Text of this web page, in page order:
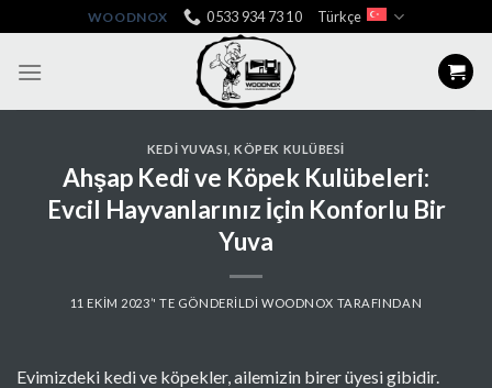
to
content
WOODNOX 0533 934 73 10 Türkçe
KEDI YUVASI ,KÖPEK KULÜBESI
Ahşap Kedi ve Köpek Kulübeleri:
Evcil Hayvanlarınız İçin Konforlu Bir
Yuva
11 EKIM 2023’' TE GÖNDERILDI WOODNOX TARAFINDAN
Evimizdeki kedi ve köpekler, ailemizin birer üyesi gibidir.